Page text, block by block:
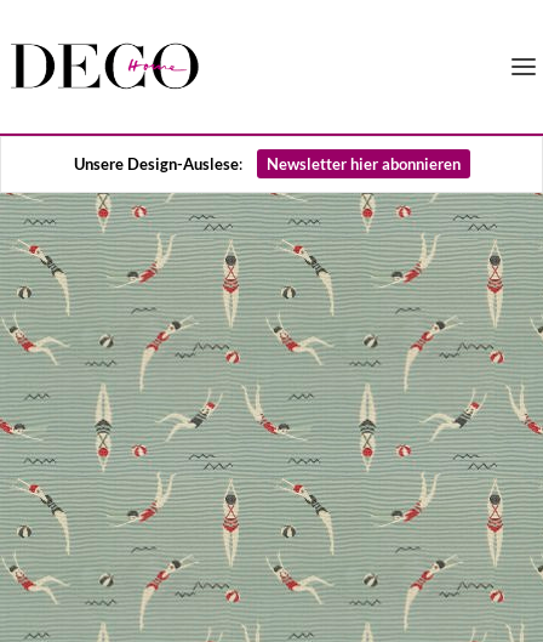
Unsere Design-Auslese: Newsletter hier abonnieren